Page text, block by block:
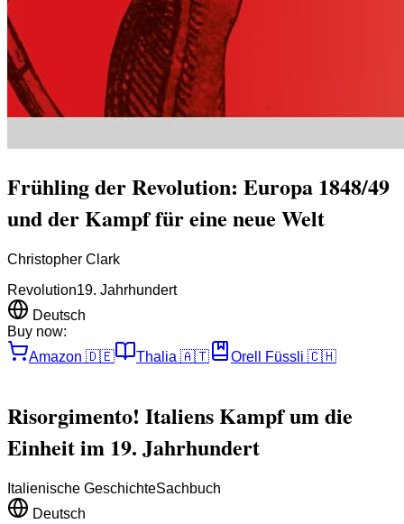
Frühling der Revolution: Europa 1848/49
und der Kampf für eine neue Welt
Christopher Clark
Revolution19. Jahrhundert
Deutsch
Buy now:
Amazon 🇩🇪 Thalia 🇦🇹 Orell Füssli 🇨🇭
Risorgimento! Italiens Kampf um die
Einheit im 19. Jahrhundert
Italienische GeschichteSachbuch
Deutsch